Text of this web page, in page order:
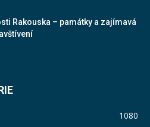
Rakouska – památky a zajímavá
1080